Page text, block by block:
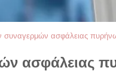
ασφάλειας
ασφάλειας